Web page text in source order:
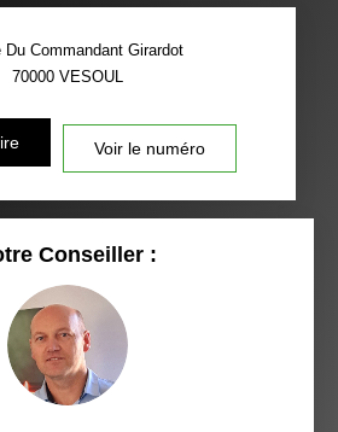
Du Commandant Girardot
70000 VESOUL
Voir le numéro
Conseiller :